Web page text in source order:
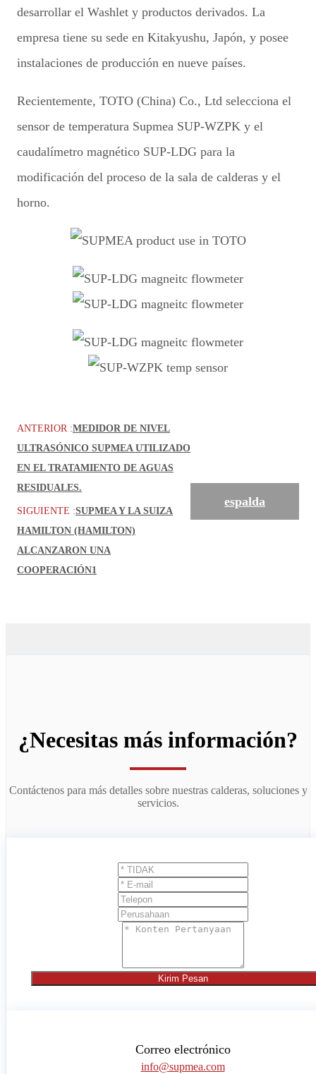
desarrollar el Washlet y productos derivados. La
empresa tiene su sede en Kitakyushu, Japón, y posee
instalaciones de producción en nueve países.
Recientemente, TOTO (China) Co., Ltd selecciona el
sensor de temperatura Supmea SUP-WZPK y el
caudalímetro magnético SUP-LDG para la
modificación del proceso de la sala de calderas y el
horno.
ANTERIOR :MEDIDOR DE NIVEL
ULTRASÓNICO SUPMEA UTILIZADO
EN EL TRATAMIENTO DE AGUAS
RESIDUALES.
SIGUIENTE :SUPMEA Y LA SUIZA
HAMILTON (HAMILTON)
ALCANZARON UNA
COOPERACIÓN1
espalda
¿Necesitas más información?
Contáctenos para más detalles sobre nuestras calderas, soluciones y
servicios.
Kirim Pesan
Correo electrónico
info@supmea.com